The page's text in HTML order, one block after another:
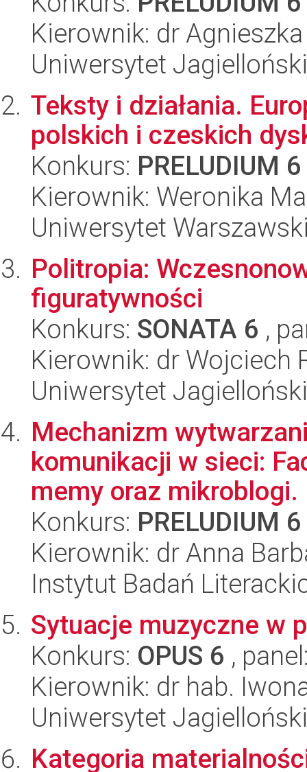
Kierownik: dr
Uniwersytet
Teksty i działania.
polskich i czeskich
Konkurs: PRELUDIUM 6
Kierownik: Weronika
Uniwersytet
Politropia:
figuratywności
Konkurs: SONATA 6 ,
Kierownik: dr Wojciech
Uniwersytet
Mechanizm
komunikacji w sieci:
memy oraz mikroblogi.
Konkurs: PRELUDIUM 6
Kierownik: dr Anna
Instytut Badań
Sytuacje muzyczne w
Konkurs: OPUS 6 ,
Kierownik: dr hab.
Uniwersytet
Kategoria